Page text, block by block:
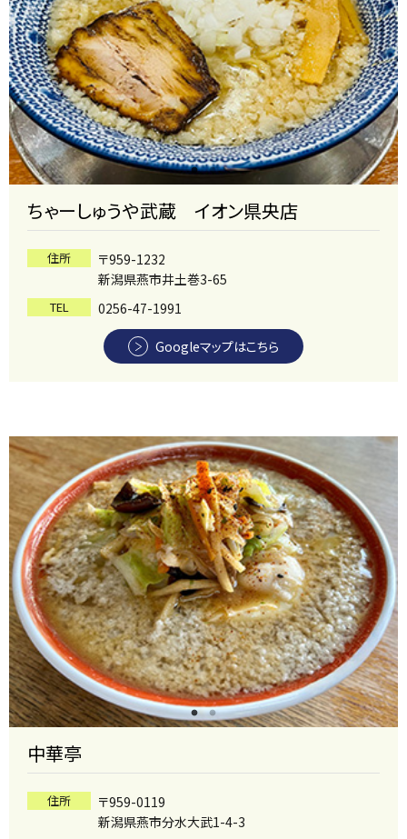
ちゃーしゅうや武蔵 イオン県央店
住所
〒959-1232
新潟県燕市井土巻3-65
TEL 0256-47-1991
Googleマップはこちら
中華亭
住所
〒959-0119
新潟県燕市分水大武1-4-3